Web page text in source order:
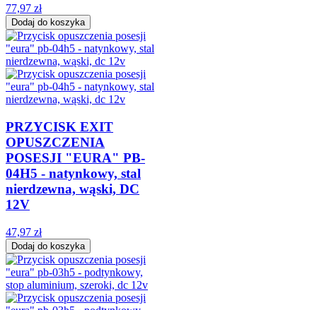
77,97 zł
Dodaj do koszyka
PRZYCISK EXIT
OPUSZCZENIA
POSESJI "EURA" PB-
04H5 - natynkowy, stal
nierdzewna, wąski, DC
12V
47,97 zł
Dodaj do koszyka